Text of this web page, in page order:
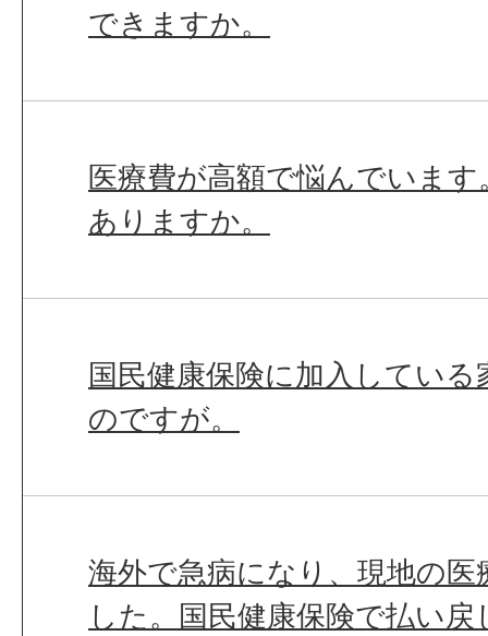
できますか。
医療費が高額で悩んでいま
ありますか。
国民健康保険に加入してい
のですが。
海外で急病になり、現地の
した。国民健康保険で払い